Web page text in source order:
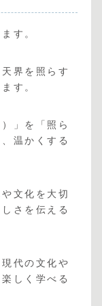
す。
界を照らす
す。
」を「照ら
温かくする
文化を大切
さを伝える
代の文化や
しく学べる